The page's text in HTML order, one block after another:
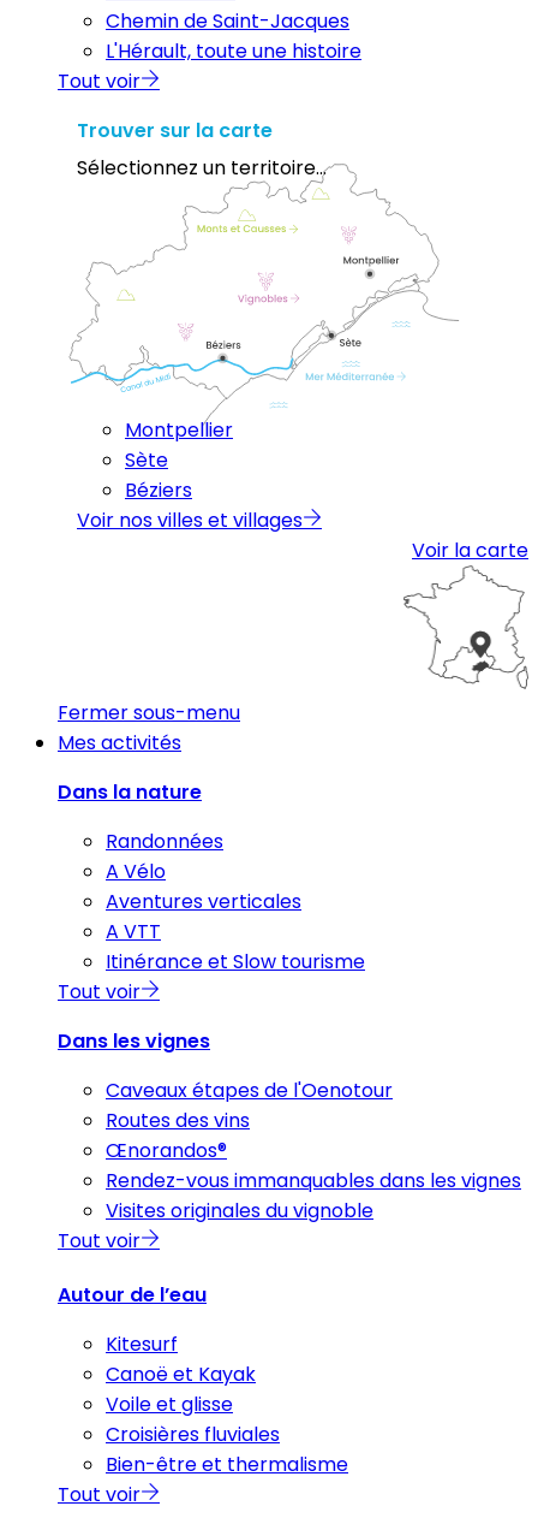
Chemin de Saint-Jacques
L'Hérault, toute une histoire
Tout voir
Trouver sur la carte
Sélectionnez un territoire...
Montpellier
Sète
Béziers
Voir nos villes et villages
Voir la carte
Fermer sous-menu
Mes activités
Dans la nature
Randonnées
A Vélo
Aventures verticales
A VTT
Itinérance et Slow tourisme
Tout voir
Dans les vignes
Caveaux étapes de l'Oenotour
Routes des vins
Œnorandos®
Rendez-vous immanquables dans les vignes
Visites originales du vignoble
Tout voir
Autour de l’eau
Kitesurf
Canoë et Kayak
Voile et glisse
Croisières fluviales
Bien-être et thermalisme
Tout voir